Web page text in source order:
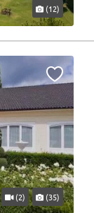
(12)
(2) (35)